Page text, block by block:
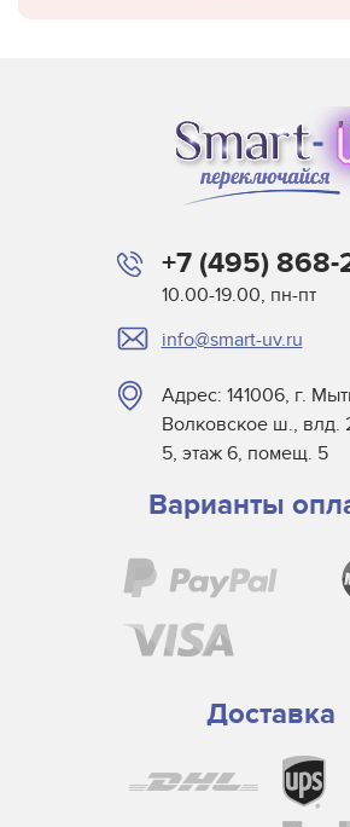
+7 (495) 868-
10.00-19.00, пн-пт
info@smart-uv.ru
Адрес: 141006, г.
Волковское ш., влд.
5, этаж 6, помещ. 5
Варианты
Доставка